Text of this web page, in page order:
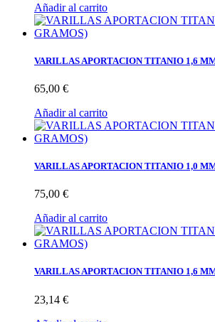
Añadir al carrito
VARILLAS APORTACION TITANIO 1,6
65,00 €
Añadir al carrito
VARILLAS APORTACION TITANIO 1,0
75,00 €
Añadir al carrito
VARILLAS APORTACION TITANIO 1,6
23,14 €